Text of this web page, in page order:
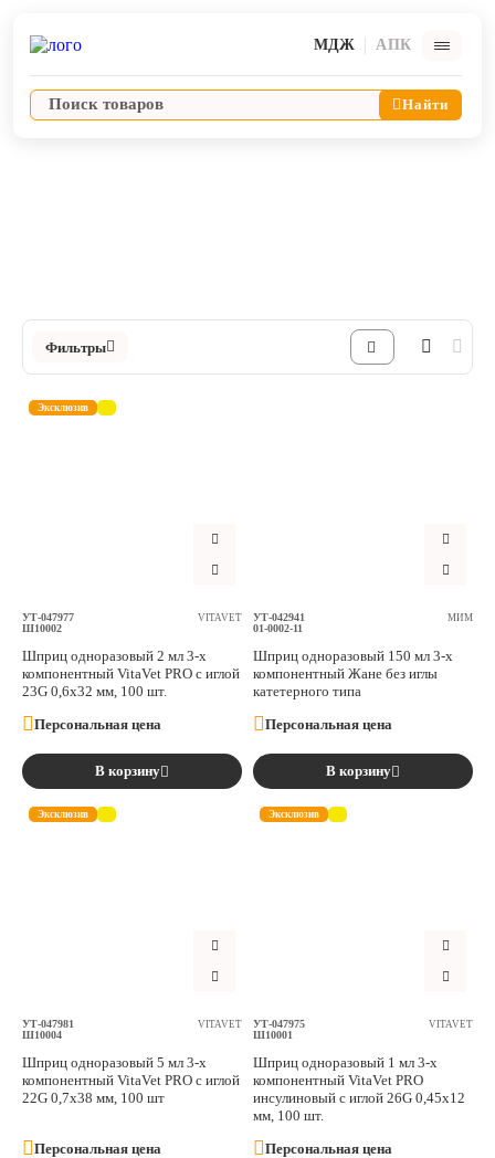
МДЖ АПК
Найти
Корма и лакомства
Дезинфекция, дератизация, дезинсекция
Хирургические инструменты
Фильтры
Эксклюзив
УТ-047977
Ш10002
VITAVET
Шприц одноразовый 2 мл 3-х
компонентный VitaVet PRO с иглой
23G 0,6х32 мм, 100 шт.
Персональная цена
В корзину
УТ-042941
01-0002-11
МИМ
Шприц одноразовый 150 мл 3-х
компонентный Жане без иглы
катетерного типа
Персональная цена
В корзину
Эксклюзив
УТ-047981
Ш10004
VITAVET
Шприц одноразовый 5 мл 3-х
компонентный VitaVet PRO с иглой
22G 0,7х38 мм, 100 шт
Персональная цена
Эксклюзив
УТ-047975
Ш10001
VITAVET
Шприц одноразовый 1 мл 3-х
компонентный VitaVet PRO
инсулиновый с иглой 26G 0,45х12
мм, 100 шт.
Персональная цена